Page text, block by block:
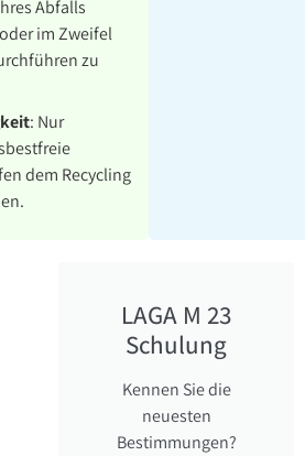
Abfalls
im Zweifel
zu
: Nur
dem Recycling
LAGA M 23
Schulung
Kennen Sie die
neuesten
Bestimmungen?